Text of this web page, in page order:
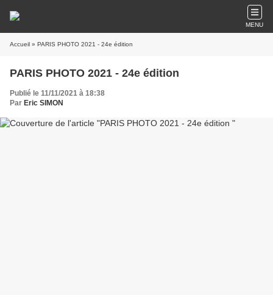
MENU
Accueil » PARIS PHOTO 2021 - 24e édition
PARIS PHOTO 2021 - 24e édition
Publié le 11/11/2021 à 18:38
Par Eric SIMON